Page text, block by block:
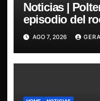
Noticias |
episodio del
chileno con el
“Esencial
AGO 7, 2026